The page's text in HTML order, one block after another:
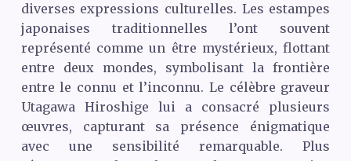
diverses expressions culturelles. Les estampes
japonaises traditionnelles l’ont souvent
représenté comme un être mystérieux, flottant
entre deux mondes, symbolisant la frontière
entre le connu et l’inconnu. Le célèbre graveur
Utagawa Hiroshige lui a consacré plusieurs
œuvres, capturant sa présence énigmatique
avec une sensibilité remarquable. Plus